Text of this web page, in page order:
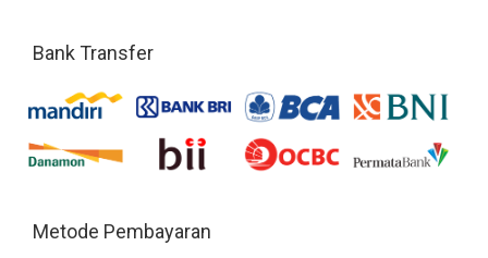
Bank Transfer
Metode Pembayaran